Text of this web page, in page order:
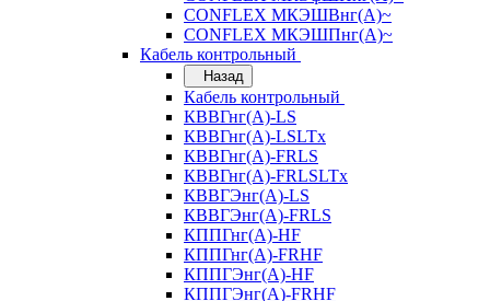
CONFLEX МКЭШВнг(А)~
CONFLEX МКЭШПнг(А)~
Кабель контрольный
Назад
Кабель контрольный
КВВГнг(А)-LS
КВВГнг(А)-LSLTx
КВВГнг(А)-FRLS
КВВГнг(А)-FRLSLTx
КВВГЭнг(А)-LS
КВВГЭнг(А)-FRLS
КППГнг(А)-HF
КППГнг(А)-FRHF
КППГЭнг(А)-HF
КППГЭнг(А)-FRHF